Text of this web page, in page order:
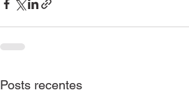
Posts recentes